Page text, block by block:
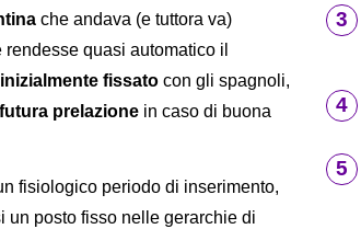
che andava (e tuttora va)
quasi automatico il
fissato con gli spagnoli,
prelazione in caso di buona
fisiologico periodo di inserimento,
un posto fisso nelle gerarchie di
3
4
5